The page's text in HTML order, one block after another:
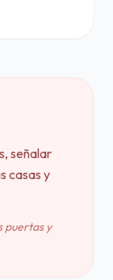
señalar
casas y
puertas y